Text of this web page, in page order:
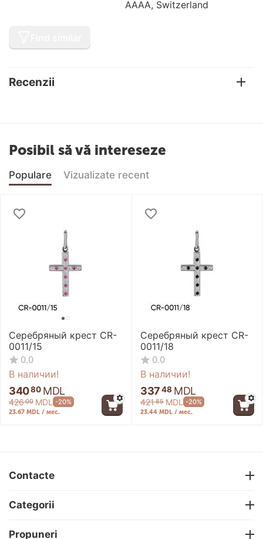
AAAA, Switzerland
Recenzii
Posibil să vă intereseze
Populare Vizualizate recent
Серебряный крест CR-
0011/15
0.0
В наличии!
34080 MDL
42600 MDL -20%
23.67 MDL / мес.
Серебряный крест CR-
0011/18
0.0
В наличии!
33748 MDL
42185 MDL -20%
23.44 MDL / мес.
Contacte
Categorii
Propuneri